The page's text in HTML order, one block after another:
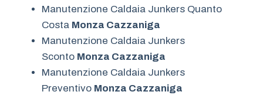
Manutenzione Caldaia Junkers Quanto
Costa Monza Cazzaniga
Manutenzione Caldaia Junkers
Sconto Monza Cazzaniga
Manutenzione Caldaia Junkers
Preventivo Monza Cazzaniga